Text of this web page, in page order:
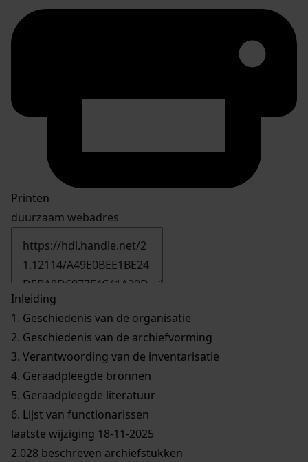
Printen
duurzaam webadres
Inleiding
1. Geschiedenis van de organisatie
2. Geschiedenis van de archiefvorming
3. Verantwoording van de inventarisatie
4. Geraadpleegde bronnen
5. Geraadpleegde literatuur
6. Lijst van functionarissen
laatste wijziging 18-11-2025
2.028 beschreven archiefstukken